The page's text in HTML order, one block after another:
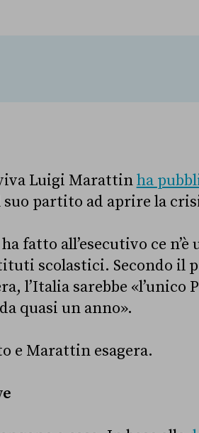
Luigi Marattinha
partito ad aprire la
fatto all’esecutivo ce n’è
scolastici. Secondo il
l’Italia sarebbe «l’unico
quasi un anno».
e Marattin esagera.